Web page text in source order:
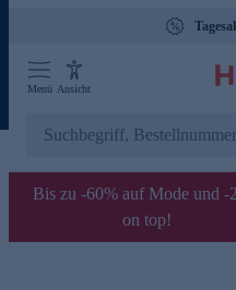
Menü Ansicht
Bis zu -60% auf Mode und -
on top!